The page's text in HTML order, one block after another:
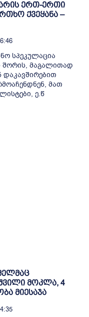
ერთ-ერთი
ქვეყანა –
სპეკულაცია
შორის, მაგალითად
მათ
ე.წ
მოკლა, 4
მიესაჯა